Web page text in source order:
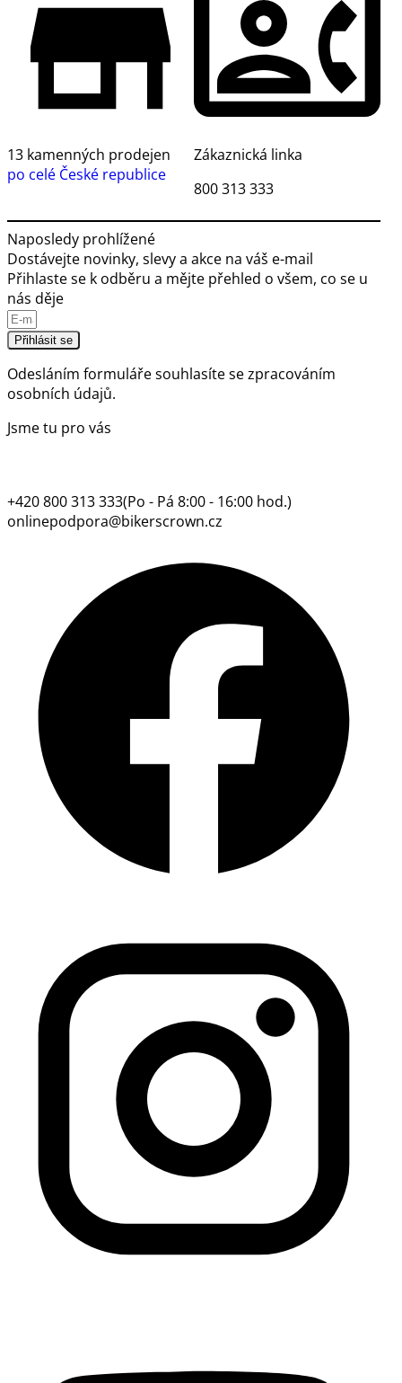
13 kamenných prodejen
po celé České republice
Zákaznická linka
800 313 333
Naposledy prohlížené
Dostávejte novinky, slevy a akce na váš e-mail
Přihlaste se k odběru a mějte přehled o všem, co se u
nás děje
Přihlásit se
Odesláním formuláře souhlasíte sezpracováním
osobních údajů.
Jsme tu pro vás
+420 800 313 333(Po - Pá 8:00 - 16:00 hod.)
onlinepodpora@bikerscrown.cz